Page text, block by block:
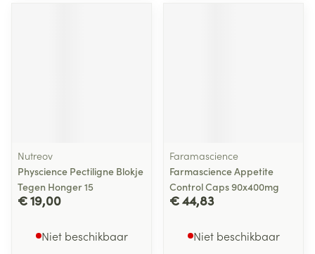
Nutreov
Physcience Pectiligne Blokje
Tegen Honger 15
€ 19,00
Niet beschikbaar
Faramascience
Farmascience Appetite
Control Caps 90x400mg
€ 44,83
Niet beschikbaar